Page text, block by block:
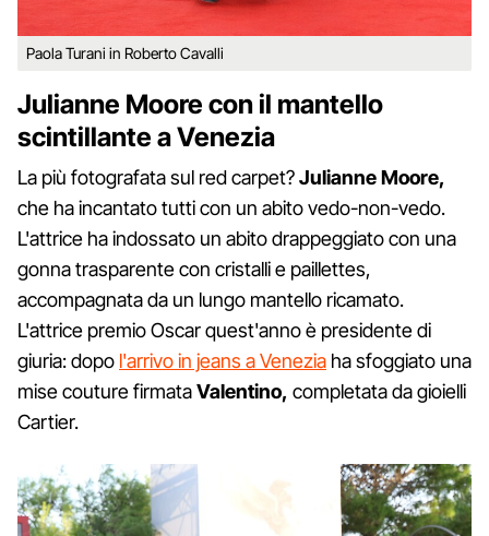
Paola Turani in Roberto Cavalli
Julianne Moore con il mantello
scintillante a Venezia
La più fotografata sul red carpet?Julianne Moore,
che ha incantato tutti con un abito vedo-non-vedo.
L'attrice ha indossato un abito drappeggiato con una
gonna trasparente con cristalli e paillettes,
accompagnata da un lungo mantello ricamato.
L'attrice premio Oscar quest'anno è presidente di
giuria: dopo l'arrivo in jeans a Venezia ha sfoggiato una
mise couture firmataValentino, completata da gioielli
Cartier.